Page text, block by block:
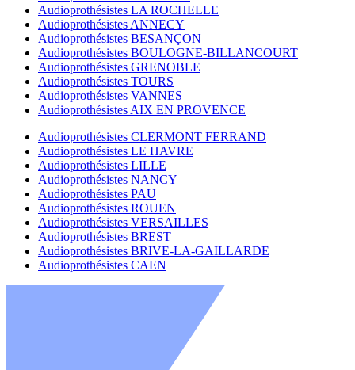
Audioprothésistes LA ROCHELLE
Audioprothésistes ANNECY
Audioprothésistes BESANÇON
Audioprothésistes BOULOGNE-BILLANCOURT
Audioprothésistes GRENOBLE
Audioprothésistes TOURS
Audioprothésistes VANNES
Audioprothésistes AIX EN PROVENCE
Audioprothésistes CLERMONT FERRAND
Audioprothésistes LE HAVRE
Audioprothésistes LILLE
Audioprothésistes NANCY
Audioprothésistes PAU
Audioprothésistes ROUEN
Audioprothésistes VERSAILLES
Audioprothésistes BREST
Audioprothésistes BRIVE-LA-GAILLARDE
Audioprothésistes CAEN